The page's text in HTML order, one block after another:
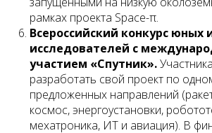
рамках проекта Space-π.
Всероссийский конкурс юных
исследователей с
участием «Спутник».
разработать свой проект по
предложенных направлений
космос, энергоустановки,
мехатроника, ИТ и авиация). В